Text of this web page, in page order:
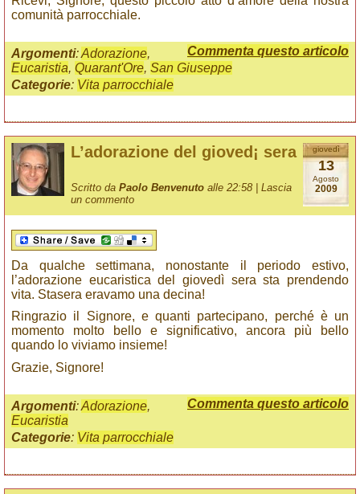
comunità parrocchiale.
Commenta questo articolo
Argomenti:Adorazione,
Eucaristia, Quarant'Ore, San Giuseppe
Categorie: Vita parrocchiale
giovedì
13
Agosto
2009
L’adorazione del gioved¡ sera
Scritto da Paolo Benvenuto alle 22:58 | Lascia
un commento
Da qualche settimana, nonostante il periodo estivo,
l’adorazione eucaristica del giovedì sera sta prendendo
vita. Stasera eravamo una decina!
Ringrazio il Signore, e quanti partecipano, perché è un
momento molto bello e significativo, ancora più bello
quando lo viviamo insieme!
Grazie, Signore!
Commenta questo articolo
Argomenti:Adorazione,
Eucaristia
Categorie: Vita parrocchiale